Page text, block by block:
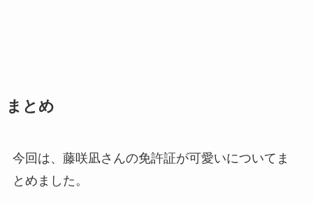
まとめ
今回は、藤咲凪さんの免許証が可愛いについてま
とめました。